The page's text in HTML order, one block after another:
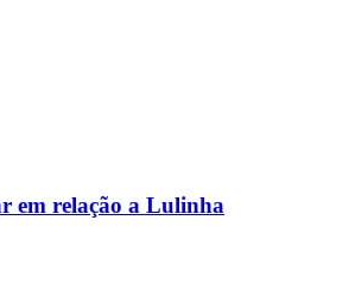
em relação a Lulinha